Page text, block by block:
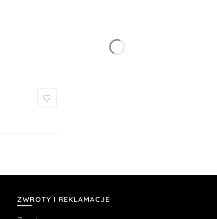
Linki w stopce
ZWROTY I REKLAMACJE